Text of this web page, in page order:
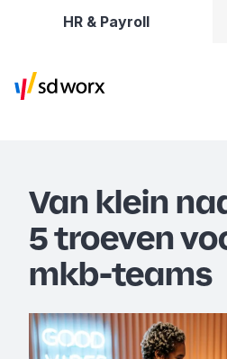
HR & Payroll
Van klein
5 troeven
mkb-teams